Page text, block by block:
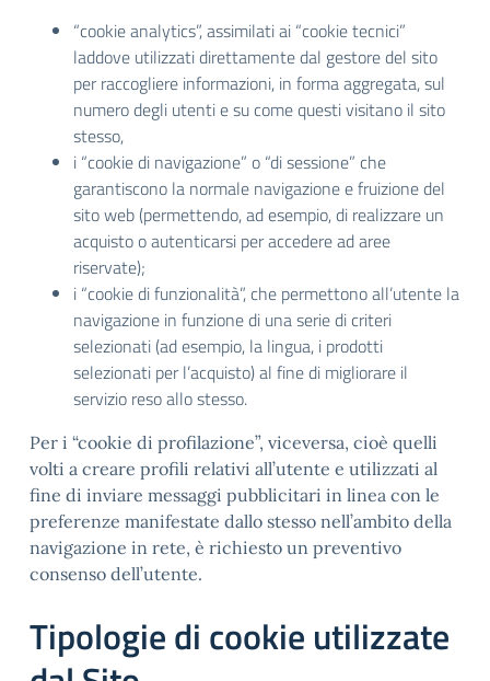
“cookie analytics”, assimilati ai “cookie tecnici”
laddove utilizzati direttamente dal gestore del sito
per raccogliere informazioni, in forma aggregata, sul
numero degli utenti e su come questi visitano il sito
stesso,
i “cookie di navigazione” o “di sessione” che
garantiscono la normale navigazione e fruizione del
sito web (permettendo, ad esempio, di realizzare un
acquisto o autenticarsi per accedere ad aree
riservate);
i “cookie di funzionalità”, che permettono all’utente la
navigazione in funzione di una serie di criteri
selezionati (ad esempio, la lingua, i prodotti
selezionati per l’acquisto) al fine di migliorare il
servizio reso allo stesso.
Per i “cookie di profilazione”, viceversa, cioè quelli
volti a creare profili relativi all’utente e utilizzati al
fine di inviare messaggi pubblicitari in linea con le
preferenze manifestate dallo stesso nell’ambito della
navigazione in rete, è richiesto un preventivo
consenso dell’utente.
Tipologie di cookie utilizzate